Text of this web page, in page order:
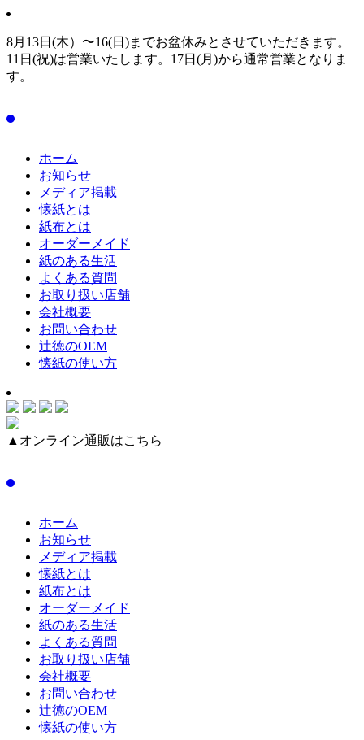
8月13日(木）〜16(日)までお盆休みとさせていただきます。
11日(祝)は営業いたします。17日(月)から通常営業となりま
す。
ホーム
お知らせ
メディア掲載
懐紙とは
紙布とは
オーダーメイド
紙のある生活
よくある質問
お取り扱い店舗
会社概要
お問い合わせ
辻徳のOEM
懐紙の使い方
▲オンライン通販はこちら
ホーム
お知らせ
メディア掲載
懐紙とは
紙布とは
オーダーメイド
紙のある生活
よくある質問
お取り扱い店舗
会社概要
お問い合わせ
辻徳のOEM
懐紙の使い方